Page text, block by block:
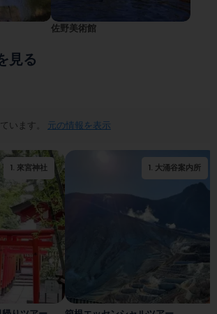
佐野美術館
見る
います。 元の情報を表示
1. 來宮神社 2. Kiunkaku
1. 大涌谷案内所